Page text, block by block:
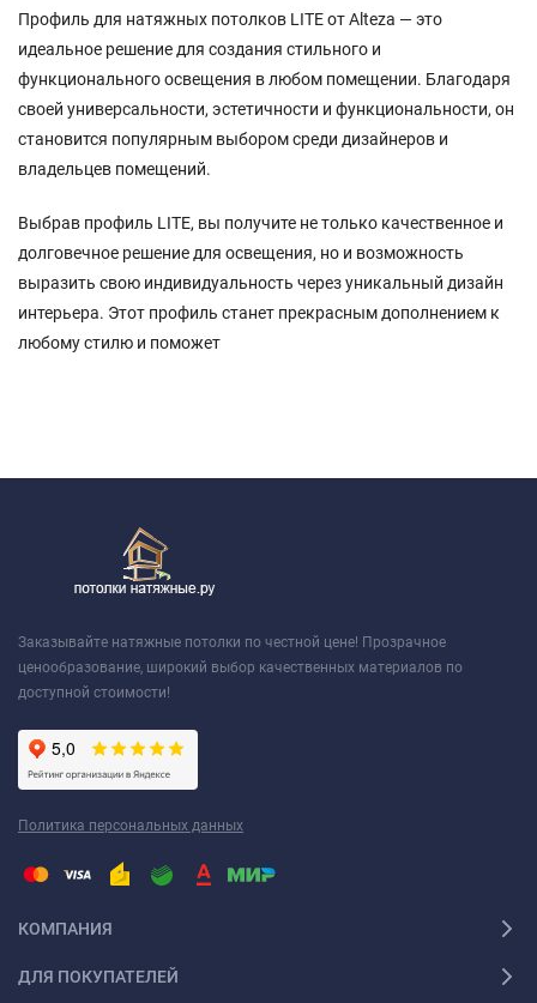
Профиль для натяжных потолков LITE от Alteza — это
идеальное решение для создания стильного и
функционального освещения в любом помещении. Благодаря
своей универсальности, эстетичности и функциональности, он
становится популярным выбором среди дизайнеров и
владельцев помещений.
Выбрав профиль LITE, вы получите не только качественное и
долговечное решение для освещения, но и возможность
выразить свою индивидуальность через уникальный дизайн
интерьера. Этот профиль станет прекрасным дополнением к
любому стилю и поможет
Заказывайте натяжные потолки по честной цене! Прозрачное
ценообразование, широкий выбор качественных материалов по
доступной стоимости!
Политика персональных данных
КОМПАНИЯ
ДЛЯ ПОКУПАТЕЛЕЙ